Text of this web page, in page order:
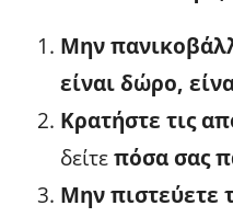
Μην
είναι δώρο,
Κρατήστε τις
δείτεπόσα σας
Μην πιστεύετε